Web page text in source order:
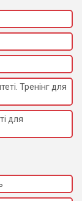
Тренінг для
для